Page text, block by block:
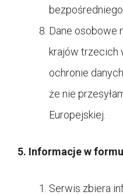
bezpośredniego.
Dane osobowe
krajów trzecich
ochronie
że nie
Europejskiej.
5. Informacje w
Serwis zbiera